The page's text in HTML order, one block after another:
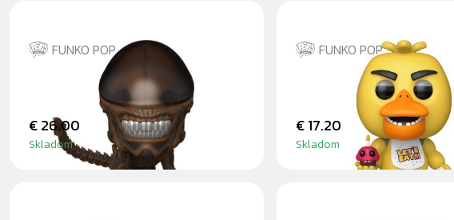
FUNKO POP
ALIEN 3 - THE RUNNER
€ 26.00
Skladom
FUNKO POP
€ 17.20
Skladom